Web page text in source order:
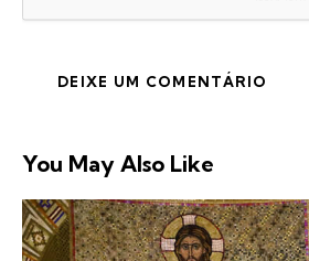
You May Also Like